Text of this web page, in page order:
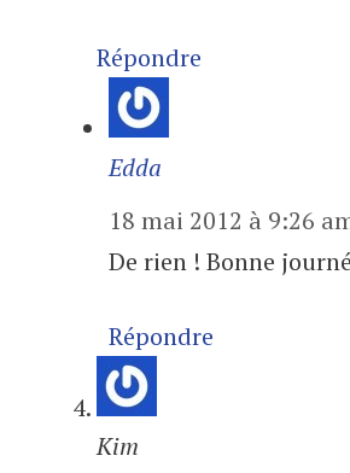
Répondre
Edda
18 mai 2012 à 9:26
De rien ! Bonne
Répondre
Kim